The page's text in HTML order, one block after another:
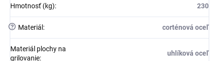
Hmotnosť (kg): 230
? Materiál : corténová oceľ
Materiál plochy na
grilovanie:
uhlíková oceľ